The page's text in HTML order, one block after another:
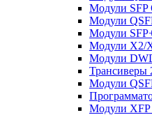
Модули SFP
Модули
Модули
Модули X2/
Модули
Трансиверы
Модули
Модули XFP